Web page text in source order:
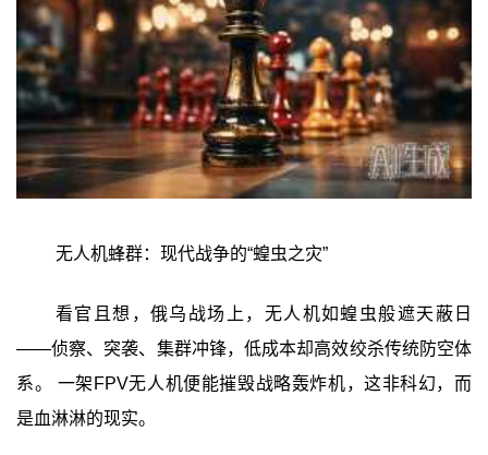
无人机蜂群：现代战争的“蝗虫之灾”
看官且想，俄乌战场上，无人机如蝗虫般遮天蔽日
——侦察、突袭、集群冲锋，低成本却高效绞杀传统防空体
系。 一架FPV无人机便能摧毁战略轰炸机，这非科幻，而
是血淋淋的现实。